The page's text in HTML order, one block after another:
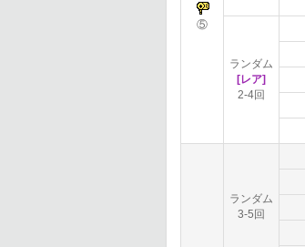
⑤
ランダム
[レア]
2-4回
ランダム
3-5回